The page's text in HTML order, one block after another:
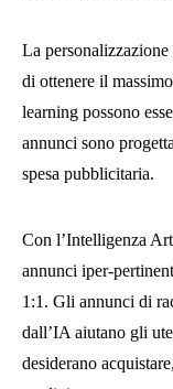
La
di ottenere il
learning possono
annunci sono
spesa pubblicitaria.
Con l’Intelligenza
annunci iper-
1:1. Gli annunci di
dall’IA aiutano gli
desiderano